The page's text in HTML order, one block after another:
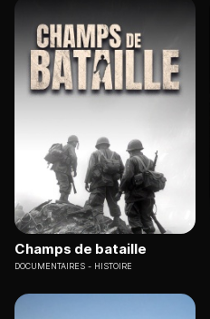
Champs de bataille
DOCUMENTAIRES HISTOIRE